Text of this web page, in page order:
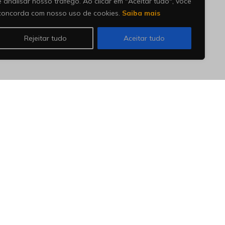
com nosso uso de cookies. Saiba mais
Rejeitar tudo Aceitar tudo